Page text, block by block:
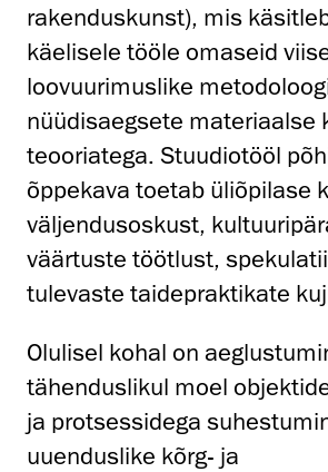
rakenduskunst), mis
käelisele tööle omaseid
loovuurimuslike
nüüdisaegsete materiaalse
teooriatega. Stuudiotööl
õppekava toetab üliõpilase
väljendusoskust,
väärtuste töötlust,
tulevaste taidepraktikate
Olulisel kohal on
tähenduslikul moel
ja protsessidega
uuenduslike kõrg- ja